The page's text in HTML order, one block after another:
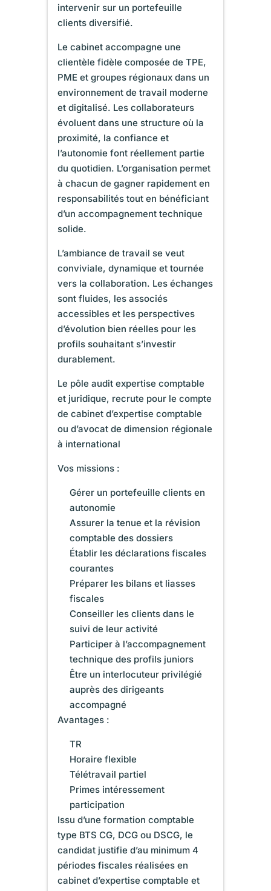
intervenir sur un portefeuille
clients diversifié.
Le cabinet accompagne une
clientèle fidèle composée de TPE,
PME et groupes régionaux dans un
environnement de travail moderne
et digitalisé. Les collaborateurs
évoluent dans une structure où la
proximité, la confiance et
l’autonomie font réellement partie
du quotidien. L’organisation permet
à chacun de gagner rapidement en
responsabilités tout en bénéficiant
d’un accompagnement technique
solide.
L’ambiance de travail se veut
conviviale, dynamique et tournée
vers la collaboration. Les échanges
sont fluides, les associés
accessibles et les perspectives
d’évolution bien réelles pour les
profils souhaitant s’investir
durablement.
Le pôle audit expertise comptable
et juridique, recrute pour le compte
de cabinet d’expertise comptable
ou d’avocat de dimension régionale
à international
Vos missions :
Gérer un portefeuille clients en
autonomie
Assurer la tenue et la révision
comptable des dossiers
Établir les déclarations fiscales
courantes
Préparer les bilans et liasses
fiscales
Conseiller les clients dans le
suivi de leur activité
Participer à l’accompagnement
technique des profils juniors
Être un interlocuteur privilégié
auprès des dirigeants
accompagné
Avantages :
TR
Horaire flexible
Télétravail partiel
Primes intéressement
participation
Issu d’une formation comptable
type BTS CG, DCG ou DSCG, le
candidat justifie d’au minimum 4
périodes fiscales réalisées en
cabinet d’expertise comptable et